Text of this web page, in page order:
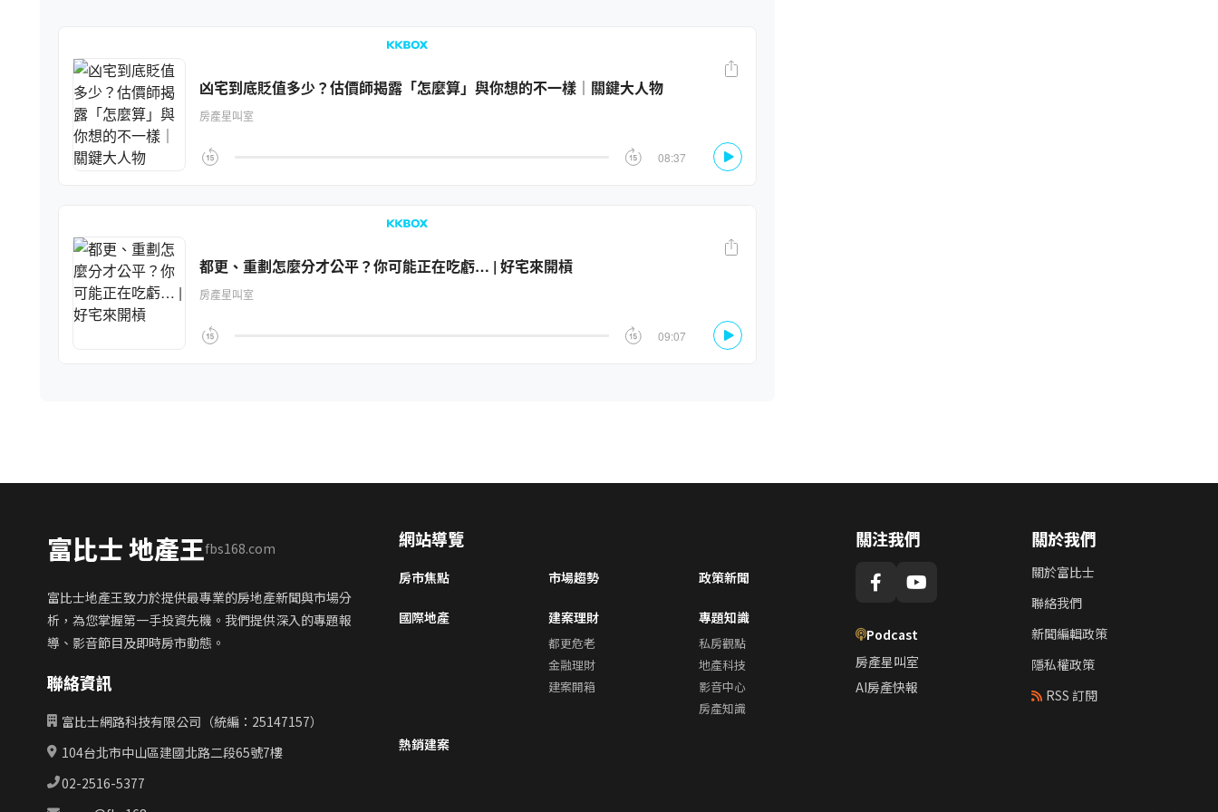
富比士 地產王fbs168.com
富比士地產王致力於提供最專業的房地產新聞與市場分
析，為您掌握第一手投資先機。我們提供深入的專題報
導、影音節目及即時房市動態。
聯絡資訊
富比士網路科技有限公司（統編：25147157）
104台北市中山區建國北路二段65號7樓
02-2516-5377
網站導覽
房市焦點 市場趨勢 政策新聞
國際地產 建案理財
都更危老
金融理財
建案開箱
專題知識
私房觀點
地產科技
影音中心
房產知識
熱銷建案
關注我們
Podcast
房產星叫室
AI房產快報
關於我們
關於富比士
聯絡我們
新聞編輯政策
隱私權政策
RSS 訂閱